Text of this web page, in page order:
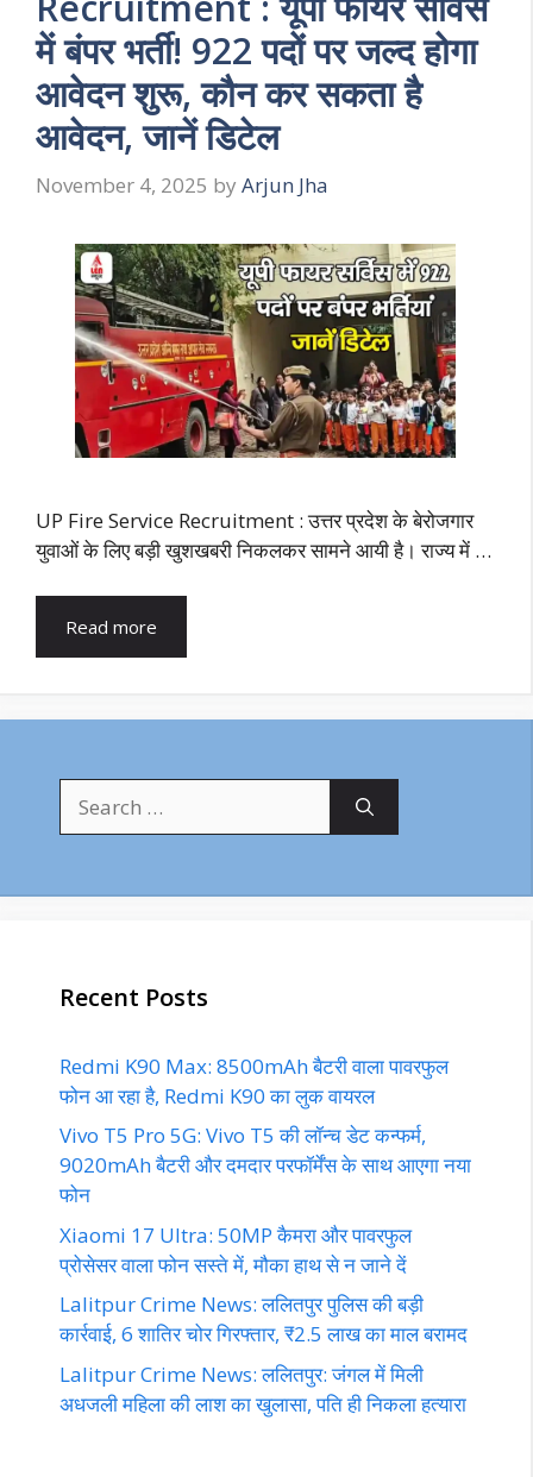
में बंपर भर्ती! 922 पदों पर जल्द होगा
आवेदन शुरू, कौन कर सकता है
आवेदन, जानें डिटेल
November 4, 2025 by Arjun Jha
UP Fire Service Recruitment : उत्तर प्रदेश के बेरोजगार
युवाओं के लिए बड़ी खुशखबरी निकलकर सामने आयी है। राज्य में …
Read more
for:
Recent Posts
Redmi K90 Max: 8500mAh बैटरी वाला पावरफुल
फोन आ रहा है, Redmi K90 का लुक वायरल
Vivo T5 Pro 5G: Vivo T5 की लॉन्च डेट कन्फर्म,
9020mAh बैटरी और दमदार परफॉर्मेंस के साथ आएगा नया
फोन
Xiaomi 17 Ultra: 50MP कैमरा और पावरफुल
प्रोसेसर वाला फोन सस्ते में, मौका हाथ से न जाने दें
Lalitpur Crime News: ललितपुर पुलिस की बड़ी
कार्रवाई, 6 शातिर चोर गिरफ्तार, ₹2.5 लाख का माल बरामद
Lalitpur Crime News: ललितपुर: जंगल में मिली
अधजली महिला की लाश का खुलासा, पति ही निकला हत्यारा